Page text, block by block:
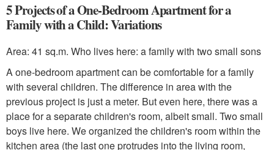
5 Projects of a One-Bedroom Apartment for a
Family with a Child: Variations
Area: 41 sq.m. Who lives here: a family with two small sons
A one-bedroom apartment can be comfortable for a family
with several children. The difference in area with the
previous project is just a meter. But even here, there was a
place for a separate children's room, albeit small. Two small
boys live here. We organized the children's room within the
kitchen area (the last one protrudes into the living room,